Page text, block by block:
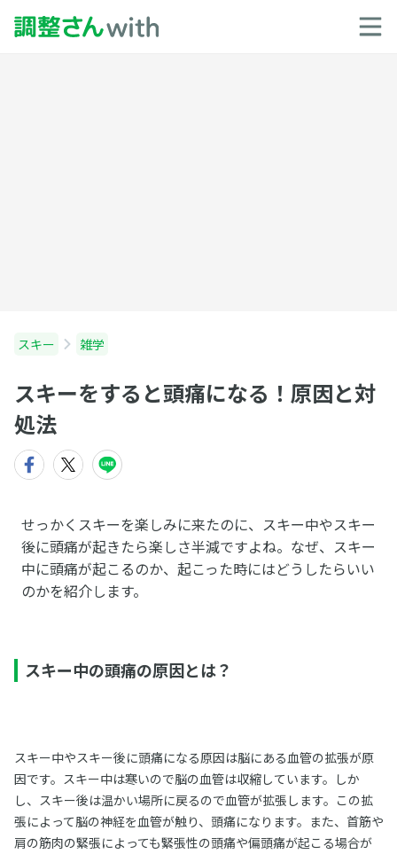
スキー 雑学
スキーをすると頭痛になる！原因と対
処法
せっかくスキーを楽しみに来たのに、スキー中やスキー
後に頭痛が起きたら楽しさ半減ですよね。なぜ、スキー
中に頭痛が起こるのか、起こった時にはどうしたらいい
のかを紹介します。
スキー中の頭痛の原因とは？
スキー中やスキー後に頭痛になる原因は脳にある血管の拡張が原
因です。スキー中は寒いので脳の血管は収縮しています。しか
し、スキー後は温かい場所に戻るので血管が拡張します。この拡
張によって脳の神経を血管が触り、頭痛になります。また、首筋や
肩の筋肉の緊張によっても緊張性の頭痛や偏頭痛が起こる場合が